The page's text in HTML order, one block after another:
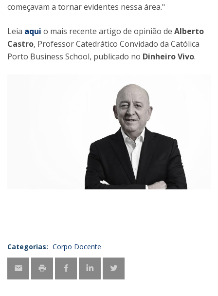
começavam a tornar evidentes nessa área."
Leia aqui o mais recente artigo de opinião de Alberto
Castro, Professor Catedrático Convidado da Católica
Porto Business School, publicado no Dinheiro Vivo.
Categorias: Corpo Docente